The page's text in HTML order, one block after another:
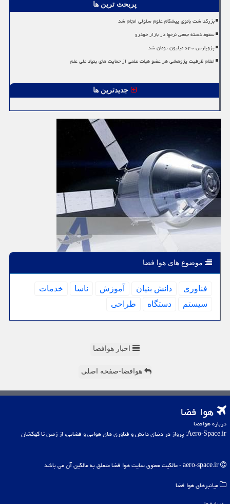
پربحث ترین ها
بزرگداشت بانوی پیشگام علوم سلولی انجام شد
سقوط دسته جمعی نرخها در بازار خودرو
پژوپارس ۶۴۰ میلیون تومان شد
اعلام ظرفیت پژوهشی هر عضو هیات علمی از حمایت های بنیاد ملی علم
جدیدترین ها
موضوع های هوا فضا
فناوری دانش بنیان آموزش ناسا
خدمات
سیستم
دستگاه طراحی
اخبار هوافضا
هوافضا-صفحه اصلی
هوا فضا
درباره هوافضا
Aero-Space.ir: پرواز در دنیای دانش و فناوری های هوایی و فضایی، از زمین تا کهکشان
میانبرهای هوا فضا